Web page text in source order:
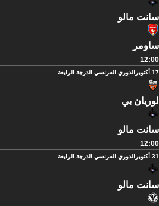
سانت مالو
ساومر
12:00
17 أكتوبر الدوري الفرنسي الدرجة الرابعة
لوريان بي
سانت مالو
12:00
31 أكتوبر الدوري الفرنسي الدرجة الرابعة
سانت مالو